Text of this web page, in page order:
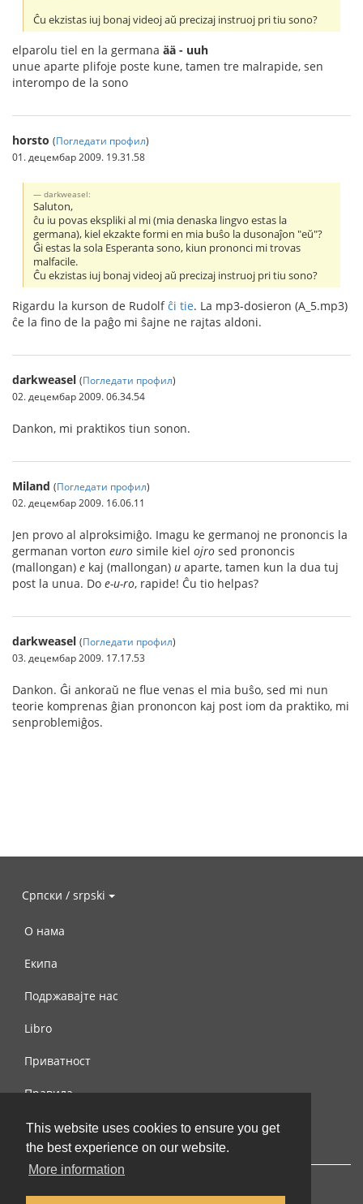
This website uses cookies to ensure you get
the best experience on our website.
More information
Ĉu ekzistas iuj bonaj videoj aŭ precizaj instruoj pri tiu sono?
elparolu tiel en la germana ää - uuh
unue aparte plifoje poste kune, tamen tre malrapide, sen
interompo de la sono
horsto (Погледати профил)
01. децембар 2009. 19.31.58
darkweasel:
Saluton,
ĉu iu povas ekspliki al mi (mia denaska lingvo estas la
germana), kiel ekzakte formi en mia buŝo la dusonaĵon "eŭ"?
Ĝi estas la sola Esperanta sono, kiun prononci mi trovas
malfacile.
Ĉu ekzistas iuj bonaj videoj aŭ precizaj instruoj pri tiu sono?
Rigardu la kurson de Rudolfĉi tie. La mp3-dosieron (A_5.mp3)
ĉe la fino de la paĝo mi ŝajne ne rajtas aldoni.
darkweasel (Погледати профил)
02. децембар 2009. 06.34.54
Dankon, mi praktikos tiun sonon.
Miland (Погледати профил)
02. децембар 2009. 16.06.11
Jen provo al alproksimiĝo. Imagu ke germanoj ne prononcis la
germanan vorton euro simile kiel ojro sed prononcis
(mallongan) e kaj (mallongan) u aparte, tamen kun la dua tuj
post la unua. Do e-u-ro, rapide! Ĉu tio helpas?
darkweasel (Погледати профил)
03. децембар 2009. 17.17.53
Dankon. Ĝi ankoraŭ ne flue venas el mia buŝo, sed mi nun
teorie komprenas ĝian prononcon kaj post iom da praktiko, mi
senproblemiĝos.
Српски / srpski
О нама
Екипа
Подржавајте нас
Libro
Приватност
Правила
Контактирајте нас